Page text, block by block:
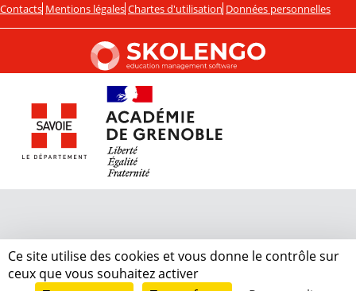
Contacts Mentions légales Chartes d'utilisation Données personnelles
Ce site utilise des cookies et vous donne le contrôle sur
ceux que vous souhaitez activer